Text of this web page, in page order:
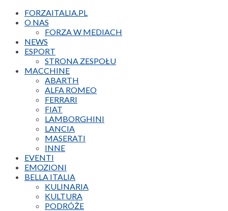
FORZAITALIA.PL
O NAS
FORZA W MEDIACH
NEWS
ESPORT
STRONA ZESPOŁU
MACCHINE
ABARTH
ALFA ROMEO
FERRARI
FIAT
LAMBORGHINI
LANCIA
MASERATI
INNE
EVENTI
EMOZIONI
BELLA ITALIA
KULINARIA
KULTURA
PODRÓŻE